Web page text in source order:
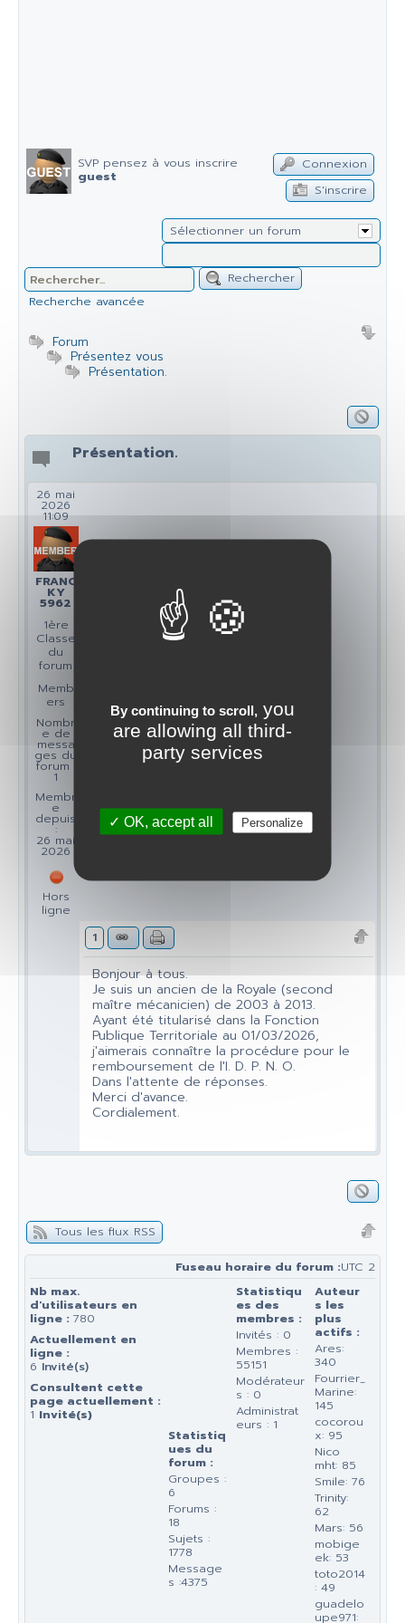
SVP pensez à vous inscrire
guest
Connexion
S'inscrire
Sélectionner un forum
Rechercher
Recherche avancée
Forum
Présentez vous
Présentation.
Présentation.
26 mai
2026
11:09
FRANC
KY
5962
1ère
Classe
du
forum
Memb
ers
Nombr
e de
messa
ges du
forum :
1
Membr
e
depuis
:
26 mai
2026
Hors
ligne
1
Bonjour à tous.
Je suis un ancien de la Royale (second
maître mécanicien) de 2003 à 2013.
Ayant été titularisé dans la Fonction
Publique Territoriale au 01/03/2026,
j'aimerais connaître la procédure pour le
remboursement de l'I. D. P. N. O.
Dans l'attente de réponses.
Merci d'avance.
Cordialement.
Tous les flux RSS
Fuseau horaire du forum :UTC 2
Nb max.
d'utilisateurs en
ligne : 780
Actuellement en
ligne :
6 Invité(s)
Consultent cette
page actuellement :
1 Invité(s)
Auteur
s les
plus
actifs :
Ares:
340
Fourrier_
Marine:
145
cocorou
x: 95
Nico
mht: 85
Smile: 76
Trinity:
62
Mars: 56
mobige
ek: 53
toto2014
: 49
guadelo
upe971:
Statistiqu
es des
membres :
Invités : 0
Membres :
55151
Modérateur
s : 0
Administrat
eurs : 1
Statistiq
ues du
forum :
Groupes :
6
Forums :
18
Sujets :
1778
Message
s :4375
By continuing to scroll, you
are allowing all third-
party services
✓ OK, accept all Personalize